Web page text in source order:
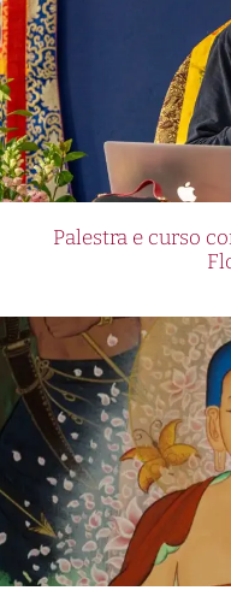
Palestra e curso